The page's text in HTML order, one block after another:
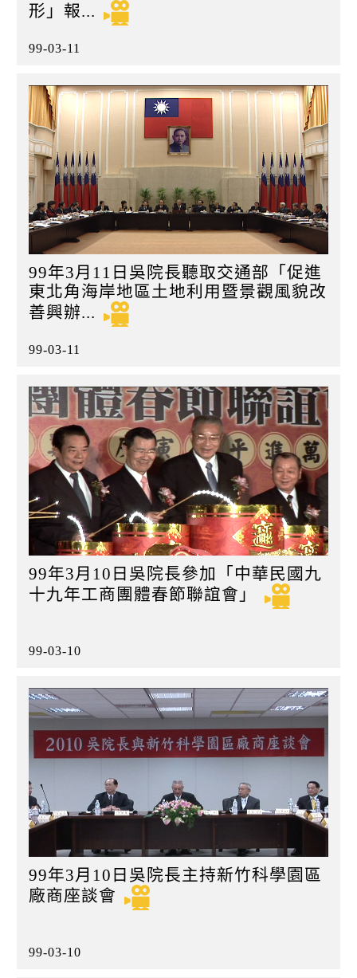
形」報...
99-03-11
99年3月11日吳院長聽取交通部「促進
東北角海岸地區土地利用暨景觀風貌改
善興辦...
99-03-11
99年3月10日吳院長參加「中華民國九
十九年工商團體春節聯誼會」
99-03-10
99年3月10日吳院長主持新竹科學園區
廠商座談會
99-03-10